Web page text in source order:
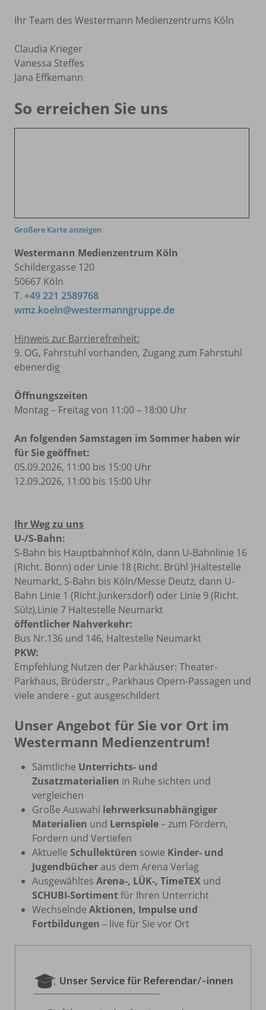
Ihr Team des Westermann Medienzentrums Köln
Claudia Krieger
Vanessa Steffes
Jana Effkemann
So erreichen Sie uns
Größere Karte anzeigen
Westermann Medienzentrum Köln
Schildergasse 120
50667 Köln
T. +49 221 2589768
wmz.koeln@westermanngruppe.de
Hinweis zur Barrierefreiheit:
9. OG, Fahrstuhl vorhanden, Zugang zum Fahrstuhl
ebenerdig
Öffnungszeiten
Montag – Freitag von 11:00 – 18:00 Uhr
An folgenden Samstagen im Sommer haben wir
für Sie geöffnet:
05.09.2026, 11:00 bis 15:00 Uhr
12.09.2026, 11:00 bis 15:00 Uhr
Ihr Weg zu uns
U-/S-Bahn:
S-Bahn bis Hauptbahnhof Köln, dann U-Bahnlinie 16
(Richt. Bonn) oder Linie 18 (Richt. Brühl )Haltestelle
Neumarkt, S-Bahn bis Köln/Messe Deutz, dann U-
Bahn Linie 1 (Richt.Junkersdorf) oder Linie 9 (Richt.
Sülz),Linie 7 Haltestelle Neumarkt
öffentlicher Nahverkehr:
Bus Nr.136 und 146, Haltestelle Neumarkt
PKW:
Empfehlung Nutzen der Parkhäuser: Theater-
Parkhaus, Brüderstr., Parkhaus Opern-Passagen und
viele andere - gut ausgeschildert
Unser Angebot für Sie vor Ort im
Westermann Medienzentrum!
Sämtliche Unterrichts- und
Zusatzmaterialien in Ruhe sichten und
vergleichen
Große Auswahl lehrwerksunabhängiger
Materialien und Lernspiele– zum Fördern,
Fordern und Vertiefen
Aktuelle Schullektüren sowie Kinder- und
Jugendbücher aus dem Arena Verlag
Ausgewähltes Arena-, LÜK-, TimeTEX und
SCHUBI-Sortimentfür Ihren Unterricht
Wechselnde Aktionen, Impulse und
Fortbildungen – live für Sie vor Ort